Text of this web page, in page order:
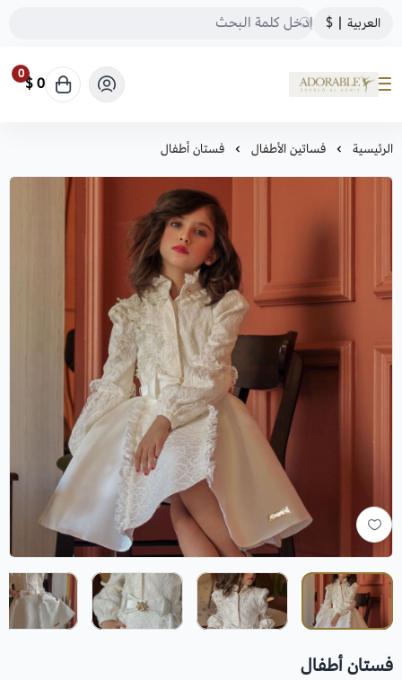
العربية |
$
ADORABLE
0 0 $
الرئيسية فساتين الأطفال فستان أطفال
فستان أطفال